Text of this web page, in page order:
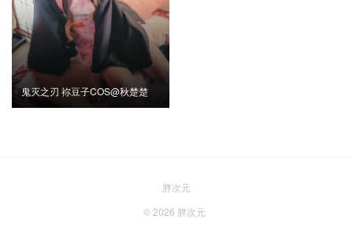
鬼灭之刃 祢豆子COS@秋楚楚
胖次元
© 2026 胖次元